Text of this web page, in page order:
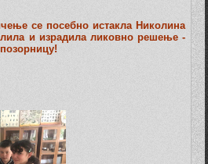
се посебно истакла Николина
и израдила ликовно решење -